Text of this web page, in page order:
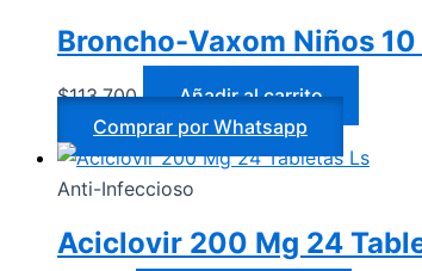
Broncho-Vaxom Niños
$113.700
Añadir al carrito
Comprar por Whatsapp
Anti-Infeccioso
Aciclovir 200 Mg 24